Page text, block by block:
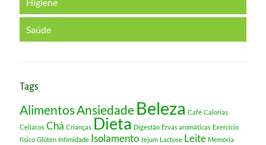
Saúde
Tags
AlimentosAnsiedade Beleza Café Calorias
Celíacos Chá Crianças Dieta Digestão Ervas aromáticas Exercício
físico Glúten Intimidade Isolamento Jejum Lactose Leite Memória